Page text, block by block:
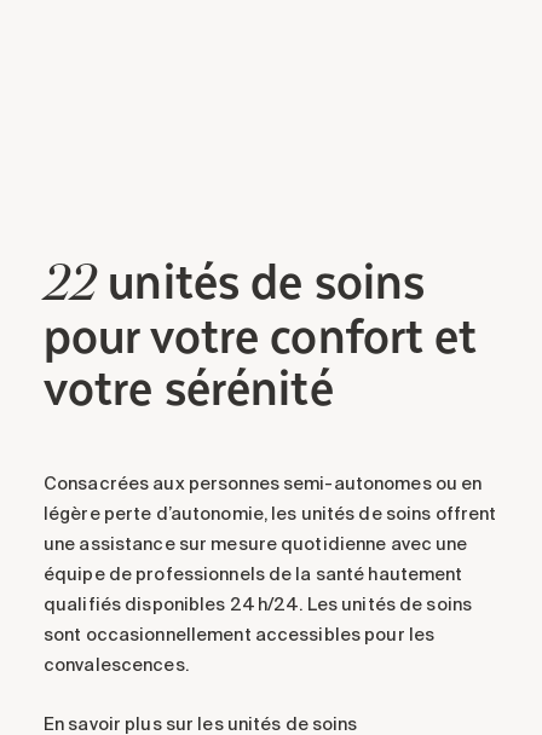
22unitésde soins
pour votre confort et
votre sérénité
Consacrées aux personnes semi-autonomes ou en
légère perte d’autonomie, les unités de soins offrent
une assistance sur mesure quotidienne avec une
équipe de professionnels de la santé hautement
qualifiés disponibles 24 h/24. Les unités de soins
sont occasionnellement accessibles pour les
convalescences.
En savoir plus sur les unités de soins